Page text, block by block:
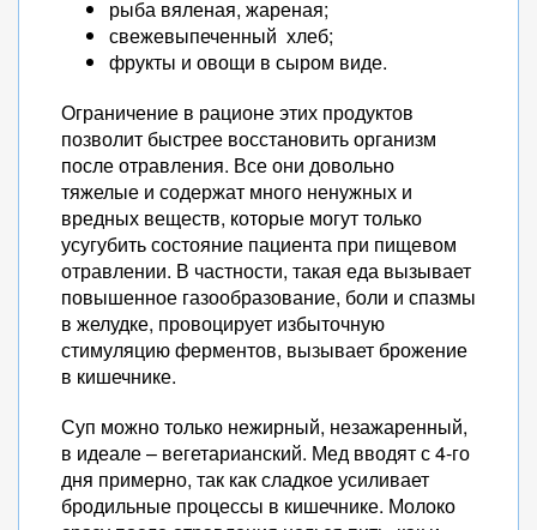
рыба вяленая, жареная;
свежевыпеченный хлеб;
фрукты и овощи в сыром виде.
Ограничение в рационе этих продуктов
позволит быстрее восстановить организм
после отравления. Все они довольно
тяжелые и содержат много ненужных и
вредных веществ, которые могут только
усугубить состояние пациента при пищевом
отравлении. В частности, такая еда вызывает
повышенное газообразование, боли и спазмы
в желудке, провоцирует избыточную
стимуляцию ферментов, вызывает брожение
в кишечнике.
Суп можно только нежирный, незажаренный,
в идеале – вегетарианский. Мед вводят с 4-го
дня примерно, так как сладкое усиливает
бродильные процессы в кишечнике. Молоко